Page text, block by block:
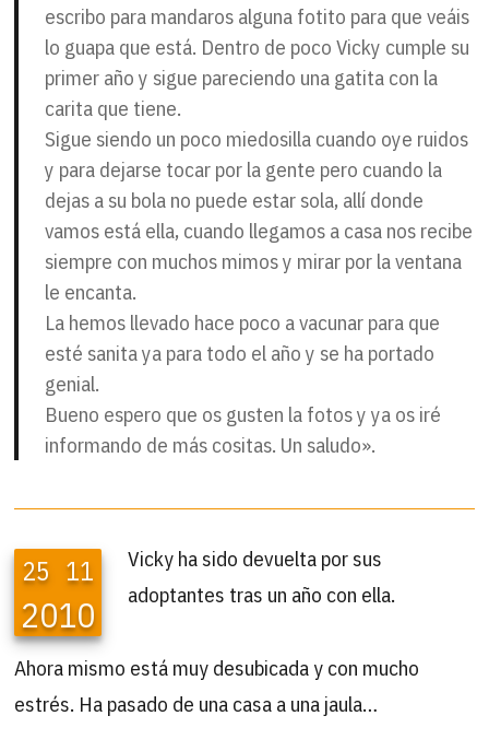
escribo para mandaros alguna fotito para que veáis
lo guapa que está. Dentro de poco Vicky cumple su
primer año y sigue pareciendo una gatita con la
carita que tiene.
Sigue siendo un poco miedosilla cuando oye ruidos
y para dejarse tocar por la gente pero cuando la
dejas a su bola no puede estar sola, allí donde
vamos está ella, cuando llegamos a casa nos recibe
siempre con muchos mimos y mirar por la ventana
le encanta.
La hemos llevado hace poco a vacunar para que
esté sanita ya para todo el año y se ha portado
genial.
Bueno espero que os gusten la fotos y ya os iré
informando de más cositas. Un saludo».
25 11
2010
Vicky ha sido devuelta por sus
adoptantes tras un año con ella.
Ahora mismo está muy desubicada y con mucho
estrés. Ha pasado de una casa a una jaula…